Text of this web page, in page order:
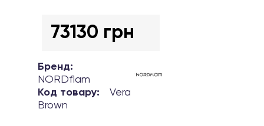
73130 грн
Бренд:
NORDflam
Код товару:
Vera
Brown